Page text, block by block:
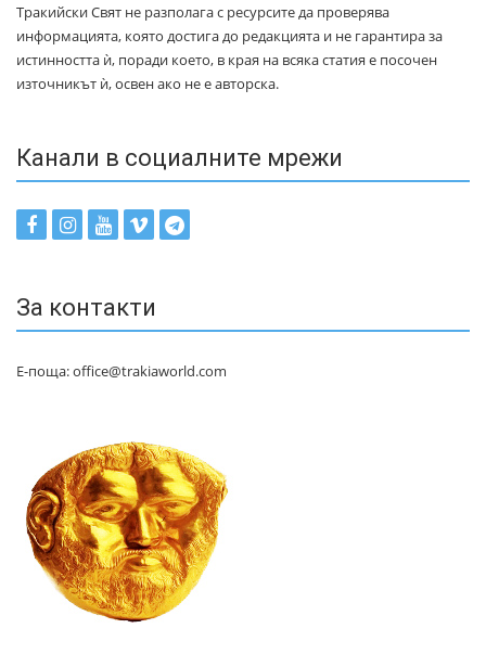
Тракийски Свят не разполага с ресурсите да проверява
информацията, която достига до редакцията и не гарантира за
истинността ѝ, поради което, в края на всяка статия е посочен
източникът ѝ, освен ако не е авторска.
Канали в социалните мрежи
За контакти
Е-поща: office@trakiaworld.com